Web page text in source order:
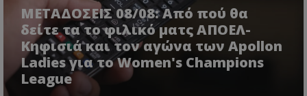
ΜΕΤΑΔΟΣΕΙΣ 08/08: Από πού θα
δείτε τα το φιλικό ματς ΑΠΟΕΛ-
Κηφισιά και τον αγώνα των Apollon
Ladies για το Women's Champions
League